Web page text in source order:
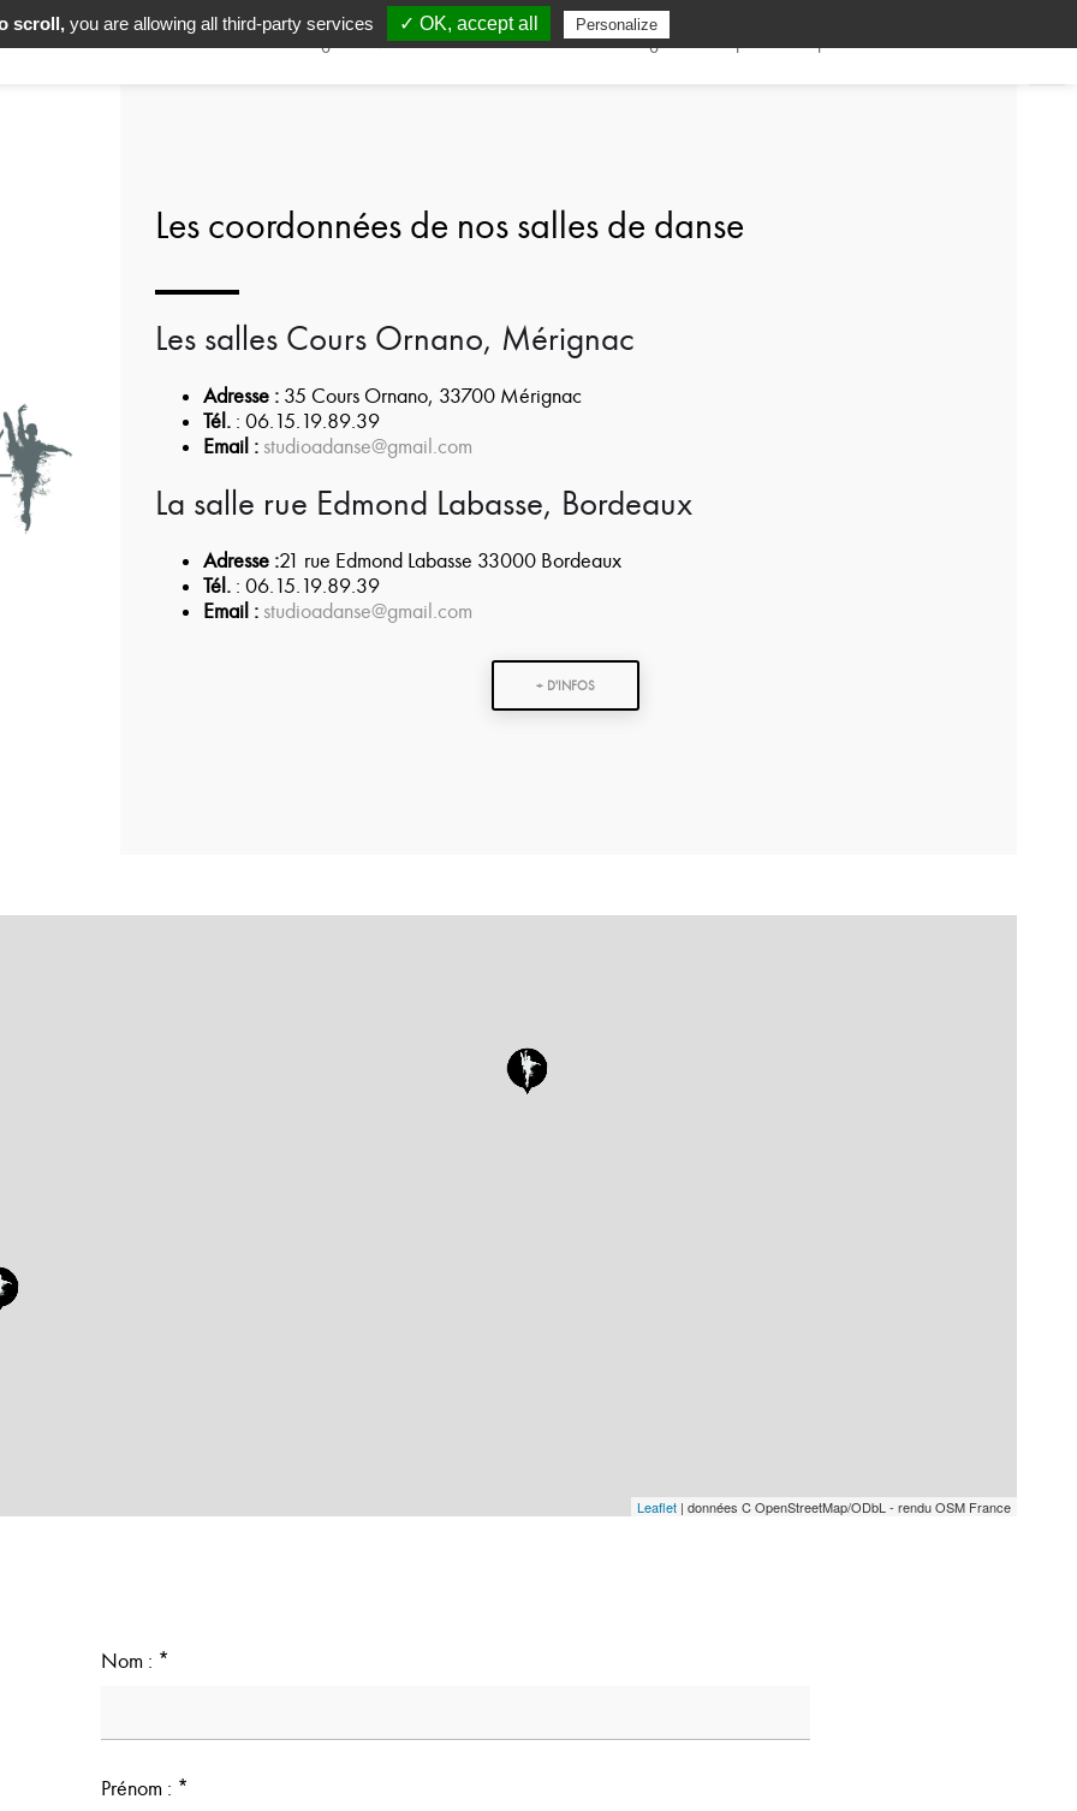
Munz Floor L'école Planning
Les coordonnées de nos salles de danse
Les salles Cours Ornano, Mérignac
Adresse : 35 Cours Ornano, 33700 Mérignac
Tél. : 06.15.19.89.39
Email : studioadanse@gmail.com
La salle rue Edmond Labasse, Bordeaux
Adresse :21 rue Edmond Labasse 33000 Bordeaux
Tél. : 06.15.19.89.39
Email : studioadanse@gmail.com
+ D'INFOS
Leaflet | données C OpenStreetMap/ODbL - rendu OSM France
Nom : *
Prénom : *
scroll,you are allowing all third-party services ✓ OK, accept all Personalize